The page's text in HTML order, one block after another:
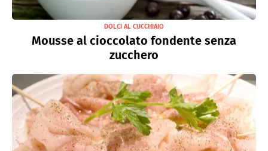
DOLCI AL CUCCHIAIO
Mousse al cioccolato fondente senza
zucchero